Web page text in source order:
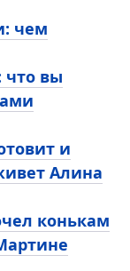
чем
что вы
и
Алина
конькам